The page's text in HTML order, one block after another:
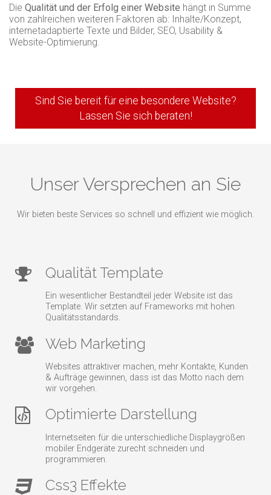
Die Qualität und der Erfolg einer Website hängt in Summe
von zahlreichen weiteren Faktoren ab: Inhalte/Konzept,
internetadaptierte Texte und Bilder, SEO, Usability &
Website-Optimierung.
Sind Sie bereit für eine besondere Website?
Lassen Sie sich beraten!
Unser Versprechen an Sie
Wir bieten beste Services so schnell und effizient wie möglich.
Qualität Template
Ein wesentlicher Bestandteil jeder Website ist das
Template. Wir setzten auf Frameworks mit hohen
Qualitätsstandards.
Web Marketing
Websites attraktiver machen, mehr Kontakte, Kunden
& Aufträge gewinnen, dass ist das Motto nach dem
wir vorgehen.
Optimierte Darstellung
Internetseiten für die unterschiedliche Displaygrößen
mobiler Endgeräte zurecht schneiden und
programmieren.
Css3 Effekte